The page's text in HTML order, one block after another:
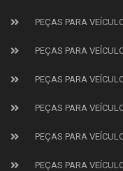
PEÇAS PARA
PEÇAS PARA
PEÇAS PARA
PEÇAS PARA
PEÇAS PARA
PEÇAS PARA